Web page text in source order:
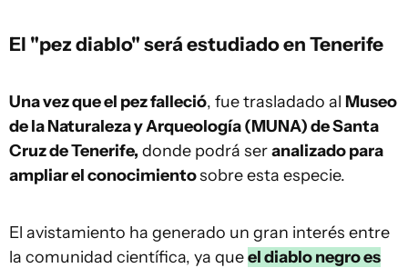
El "pez diablo" será estudiado en Tenerife
Una vez que el pez falleció, fue trasladado al Museo
de la Naturaleza y Arqueología (MUNA) de Santa
Cruz de Tenerife, donde podrá seranalizado para
ampliar el conocimientosobre esta especie.
El avistamiento ha generado un gran interés entre
la comunidad científica, ya queel diablo negro es